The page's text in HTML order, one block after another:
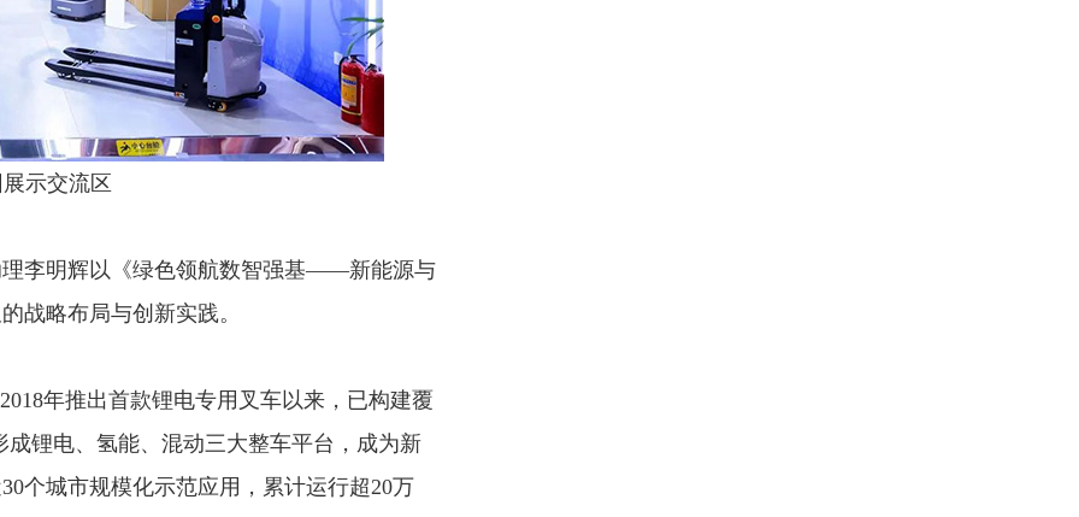
交流区
李明辉以《绿色领航数智强基——新能源与
战略布局与创新实践。
年推出首款锂电专用叉车以来，已构建覆
锂电、氢能、混动三大整车平台，成为新
个城市规模化示范应用，累计运行超20万